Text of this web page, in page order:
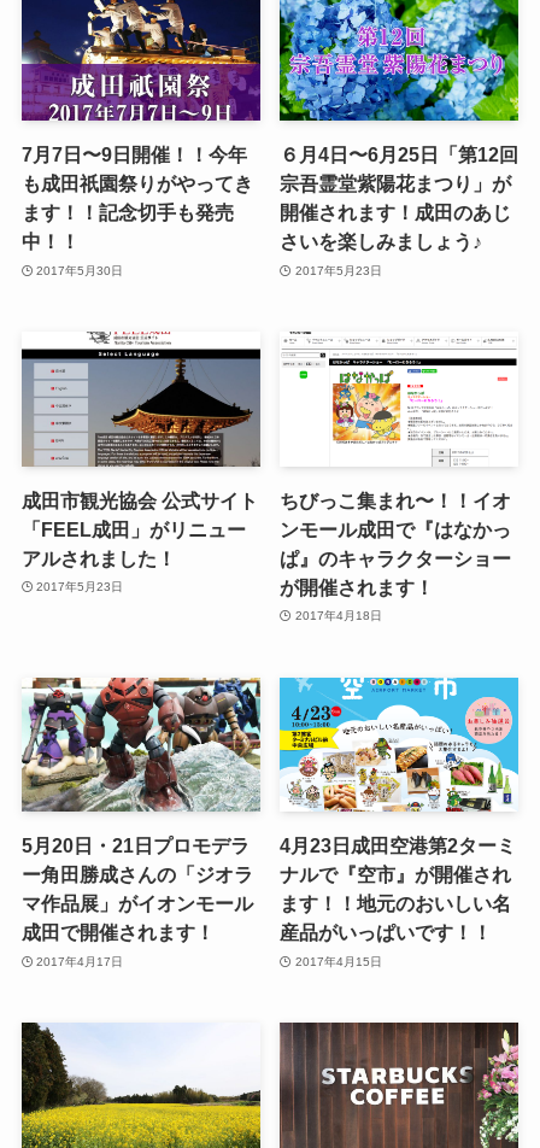
7月7日〜9日開催！！今年
も成田祇園祭りがやってき
ます！！記念切手も発売
中！！
2017年5月30日
６月4日〜6月25日「第12回
宗吾霊堂紫陽花まつり」が
開催されます！成田のあじ
さいを楽しみましょう♪
2017年5月23日
成田市観光協会 公式サイト
「FEEL成田」がリニュー
アルされました！
2017年5月23日
ちびっこ集まれ〜！！イオ
ンモール成田で『はなかっ
ぱ』のキャラクターショー
が開催されます！
2017年4月18日
5月20日・21日プロモデラ
ー角田勝成さんの「ジオラ
マ作品展」がイオンモール
成田で開催されます！
2017年4月17日
4月23日成田空港第2ターミ
ナルで『空市』が開催され
ます！！地元のおいしい名
産品がいっぱいです！！
2017年4月15日